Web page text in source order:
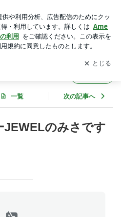
ログの更新通知
を受け取りまし
開く
一覧 次の記事へ
JEWELのみさです